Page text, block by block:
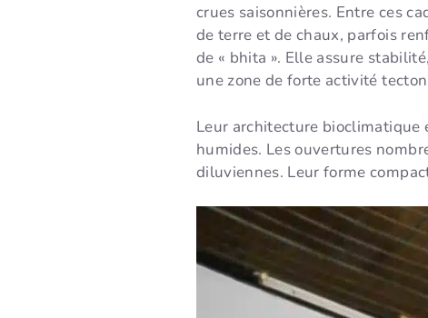
crues saisonnières. Entre ces
de terre et de chaux, parfois
de « bhita ». Elle assure
une zone de forte activité
Leur architecture bioclimatique
humides. Les ouvertures
diluviennes. Leur forme